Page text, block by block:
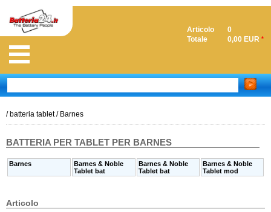
/ batteria tablet/ Barnes
BATTERIA PER TABLET PER BARNES
Barnes
Barnes & Noble
Tablet bat
Barnes & Noble
Tablet bat
Barnes & Noble
Tablet mod
Articolo
Articolo
0
Totale
0,00 EUR *